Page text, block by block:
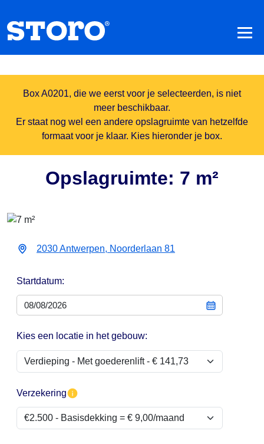
Box A0201, die we eerst voor je selecteerden, is niet
meer beschikbaar.
Er staat nog wel een andere opslagruimte van hetzelfde
formaat voor je klaar. Kies hieronder je box.
Opslagruimte: 7 m²
2030 Antwerpen, Noorderlaan 81
Startdatum:
Kies een locatie in het gebouw:
Verzekering